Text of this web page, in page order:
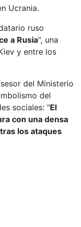
Ucrania.
ruso
a Rusia", una
y entre los
del Ministerio
del
sociales: "El
con una densa
los ataques